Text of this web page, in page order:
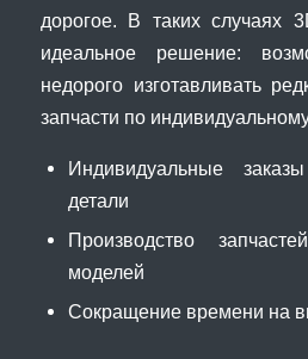
дорогое. В таких случаях
идеальное решение:
недорого изготавливать
запчасти по индивидуальному
Индивидуальные
детали
Производство
моделей
Сокращение времени на